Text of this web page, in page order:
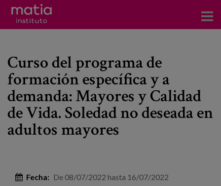
Investigación
Publicaciones
Participación en foros
Consultoría
Curso del programa de
formación específica y a
demanda: Mayores y Calidad
de Vida. Soledad no deseada en
adultos mayores
Fecha: De08/07/2022 hasta 16/07/2022